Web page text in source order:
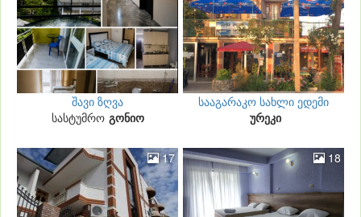
შავი ზღვა
სასტუმრო გონიო
სააგარაკო სახლი ედემი
ურეკი
17 18